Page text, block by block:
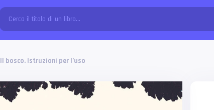
Il bosco. Istruzioni per l’uso